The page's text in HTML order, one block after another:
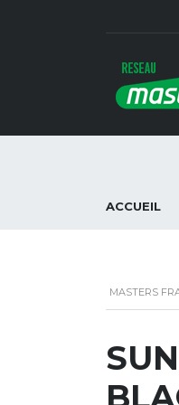
ACCUEIL
MASTERS